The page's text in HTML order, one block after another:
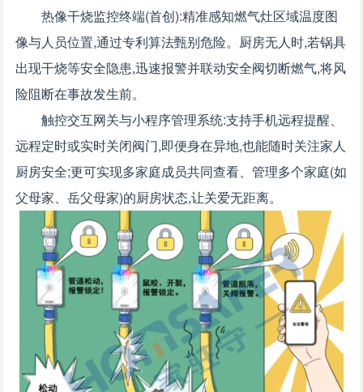
热像干烧监控终端(首创):精准感知燃气灶区域温度图
像与人员位置,通过专利算法甄别危险。厨房无人时,若锅具
出现干烧等安全隐患,迅速报警并联动安全阀切断燃气,将风
险阻断在事故发生前。
触控交互网关与小程序管理系统:支持手机远程提醒、
远程定时或实时关闭阀门,即便身在异地,也能随时关注家人
厨房安全;更可实现多家庭成员共同查看、管理多个家庭(如
父母家、岳父母家)的厨房状态,让关爱无距离。